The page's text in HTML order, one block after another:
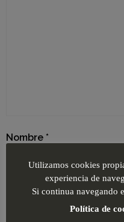
Nombre *
Correo electrónico*
Utilizamos cookies
experiencia de
Si continua navegando
Política de